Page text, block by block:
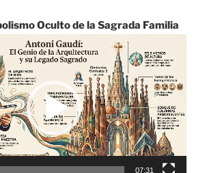
Oculto de la Sagrada Familia
07:31